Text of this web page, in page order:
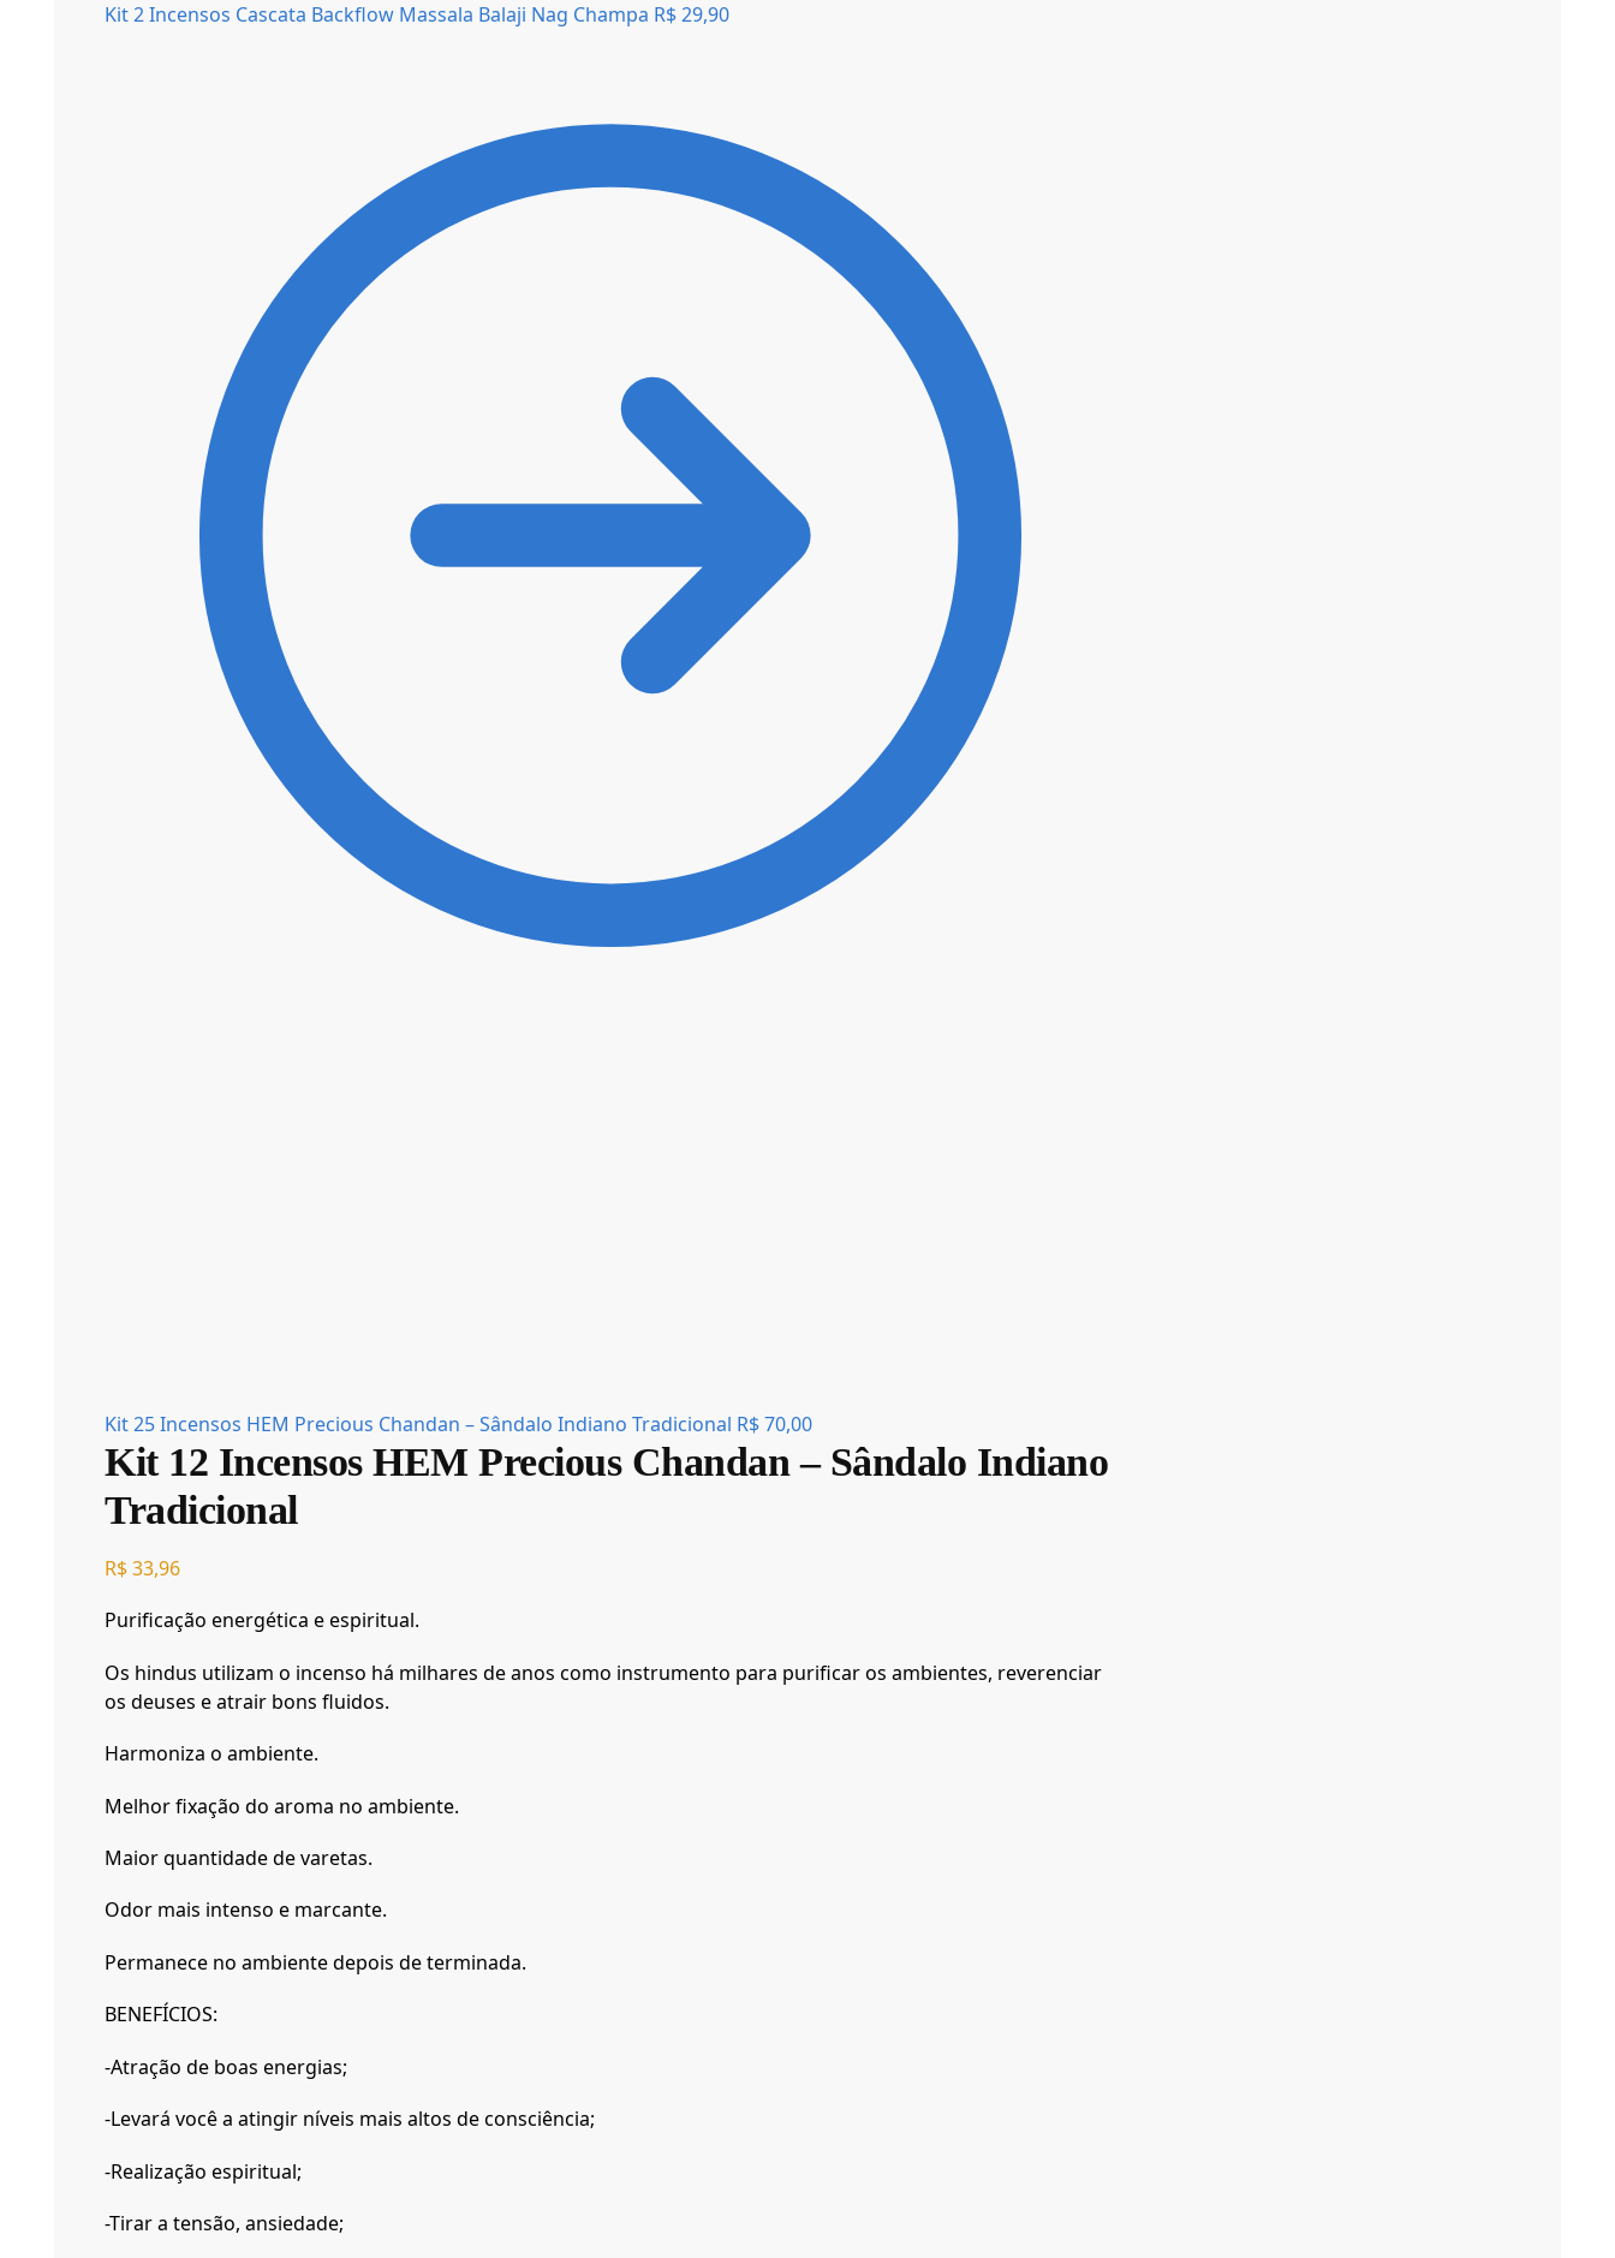
Kit 2 Incensos Cascata Backflow Massala Balaji Nag Champa R$29,90
Kit 25 Incensos HEM Precious Chandan – Sândalo Indiano Tradicional R$70,00
Kit 12 Incensos HEM Precious Chandan – Sândalo Indiano
Tradicional
R$33,96
Purificação energética e espiritual.
Os hindus utilizam o incenso há milhares de anos como instrumento para purificar os ambientes, reverenciar
os deuses e atrair bons fluidos.
Harmoniza o ambiente.
Melhor fixação do aroma no ambiente.
Maior quantidade de varetas.
Odor mais intenso e marcante.
Permanece no ambiente depois de terminada.
BENEFÍCIOS:
-Atração de boas energias;
-Levará você a atingir níveis mais altos de consciência;
-Realização espiritual;
-Tirar a tensão, ansiedade;